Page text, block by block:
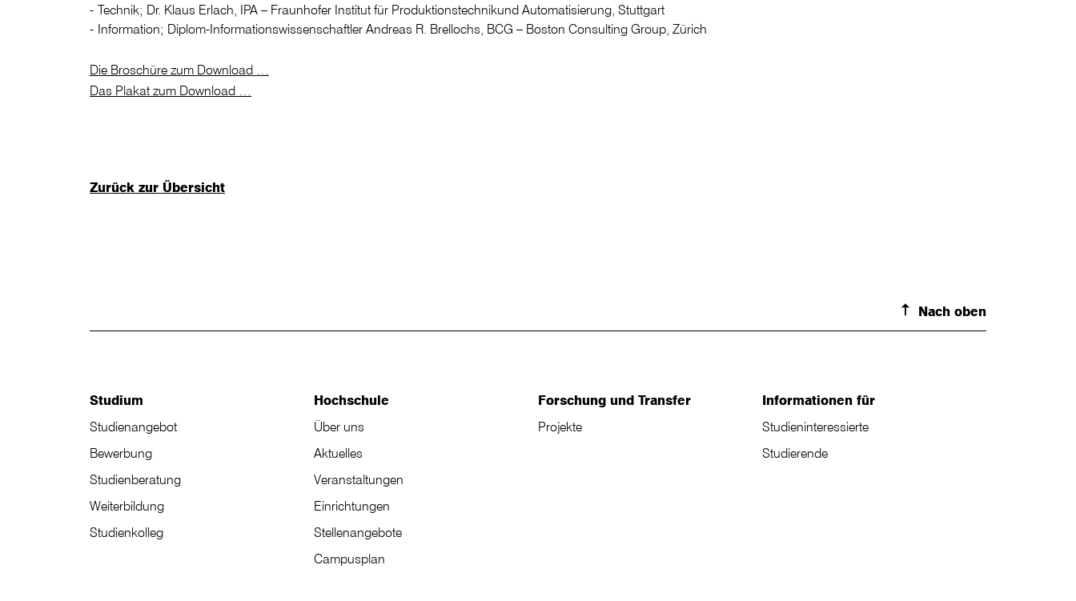
Technik; Dr. Klaus Erlach, IPA – Fraunhofer Institut für Produktionstechnikund Automatisierung, Stuttgart
Information; Diplom-Informationswissenschaftler Andreas R. Brellochs, BCG – Boston Consulting Group, Zürich
Die Broschüre zum Download …
Das Plakat zum Download …
Zurück zur Übersicht
Nach oben
Studium
Studienangebot
Bewerbung
Studienberatung
Weiterbildung
Studienkolleg
Hochschule
Über uns
Aktuelles
Veranstaltungen
Einrichtungen
Stellenangebote
Campusplan
Forschung und Transfer
Projekte
Informationen für
Studieninteressierte
Studierende